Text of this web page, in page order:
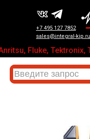
+7 495 127 7852
sales@integral-kip.ru
Fluke, Tektronix,